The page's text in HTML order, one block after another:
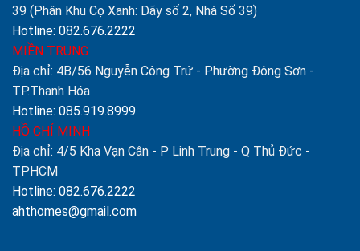
39 (Phân Khu Cọ Xanh: Dãy số 2, Nhà Số 39)
Hotline: 082.676.2222
MIỀN TRUNG
Địa chỉ: 4B/56 Nguyễn Công Trứ - Phường Đông Sơn -
TP.Thanh Hóa
Hotline: 085.919.8999
HỒ CHÍ MINH
Địa chỉ: 4/5 Kha Vạn Cân - P Linh Trung - Q Thủ Đức -
TPHCM
Hotline: 082.676.2222
ahthomes@gmail.com